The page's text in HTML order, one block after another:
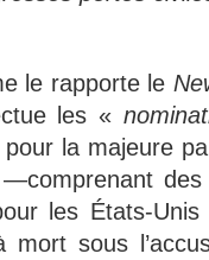
le rapporte le
les «
la majeure
des
les États-
mort sous